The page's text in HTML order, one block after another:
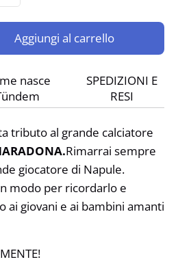
Aggiungi al carrello
nasce
SPEDIZIONI E
RESI
tributo al grande calciatore
Rimarrai sempre
giocatore di Napule.
modo per ricordarlo e
ai giovani e ai bambini amanti